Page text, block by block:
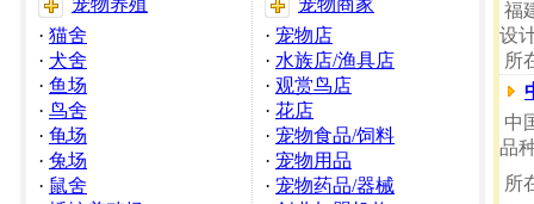
宠物养殖
· 猫舍
· 犬舍
· 鱼场
· 鸟舍
· 龟场
· 兔场
· 鼠舍
宠物商家
· 宠物店
· 水族店/渔具店
· 观赏鸟店
· 花店
· 宠物食品/饲料
· 宠物用品
· 宠物药品/器械
福
设
所
中
品
所